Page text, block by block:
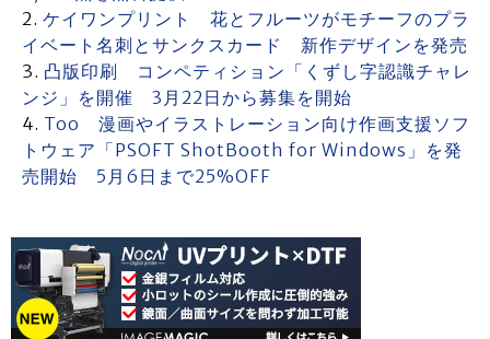
ケイワンプリント 花とフルーツがモチーフのプラ
イベート名刺とサンクスカード 新作デザインを発売
凸版印刷 コンペティション「くずし字認識チャレ
ンジ」を開催 3月22日から募集を開始
Too 漫画やイラストレーション向け作画支援ソフ
トウェア「PSOFT ShotBooth for Windows」を発
売開始 5月6日まで25%OFF